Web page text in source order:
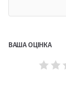
ВАША ОЦІНКА